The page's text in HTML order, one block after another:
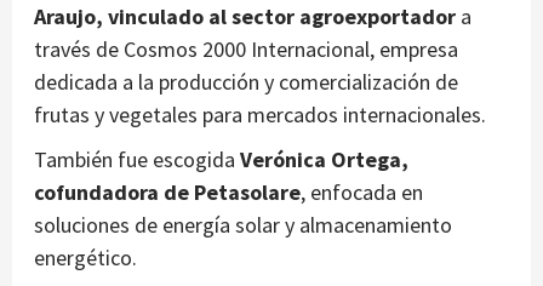
Araujo, vinculado al sector agroexportador a
través de Cosmos 2000 Internacional, empresa
dedicada a la producción y comercialización de
frutas y vegetales para mercados internacionales.
También fue escogida Verónica Ortega,
cofundadora de Petasolare, enfocada en
soluciones de energía solar y almacenamiento
energético.